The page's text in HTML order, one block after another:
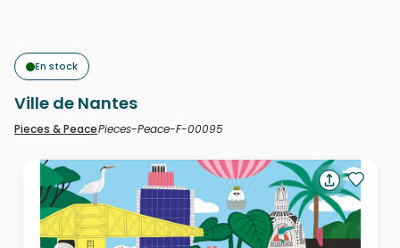
En stock
Ville de Nantes
Pieces & PeacePieces-Peace-F-00095